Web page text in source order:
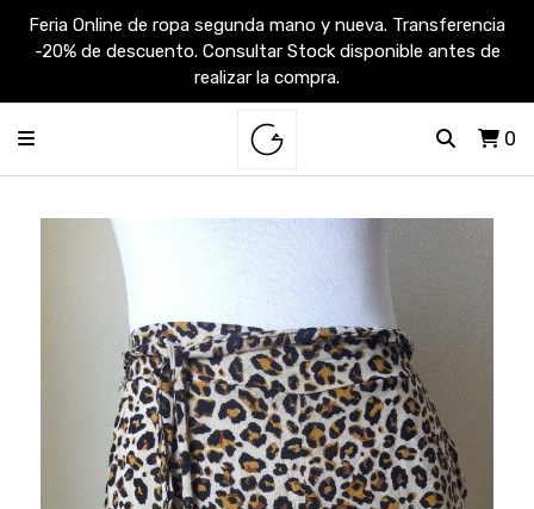
Feria Online de ropa segunda mano y nueva. Transferencia
-20% de descuento. Consultar Stock disponible antes de
realizar la compra.
0